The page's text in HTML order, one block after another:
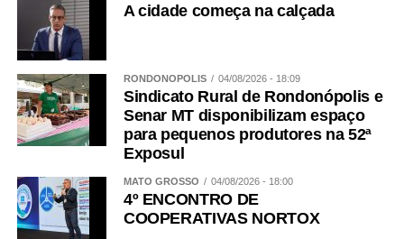
A cidade começa na calçada
RONDONÓPOLIS 04/08/2026 - 18:09
Sindicato Rural de Rondonópolis e
Senar MT disponibilizam espaço
para pequenos produtores na 52ª
Exposul
MATO GROSSO 04/08/2026 - 18:00
4º ENCONTRO DE
COOPERATIVAS NORTOX